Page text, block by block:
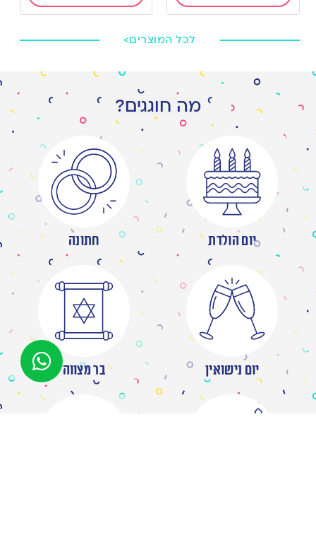
לכל המוצרים>
מה חוגגים?
יום הולדת חתונה
יום נישואין בר מצווה